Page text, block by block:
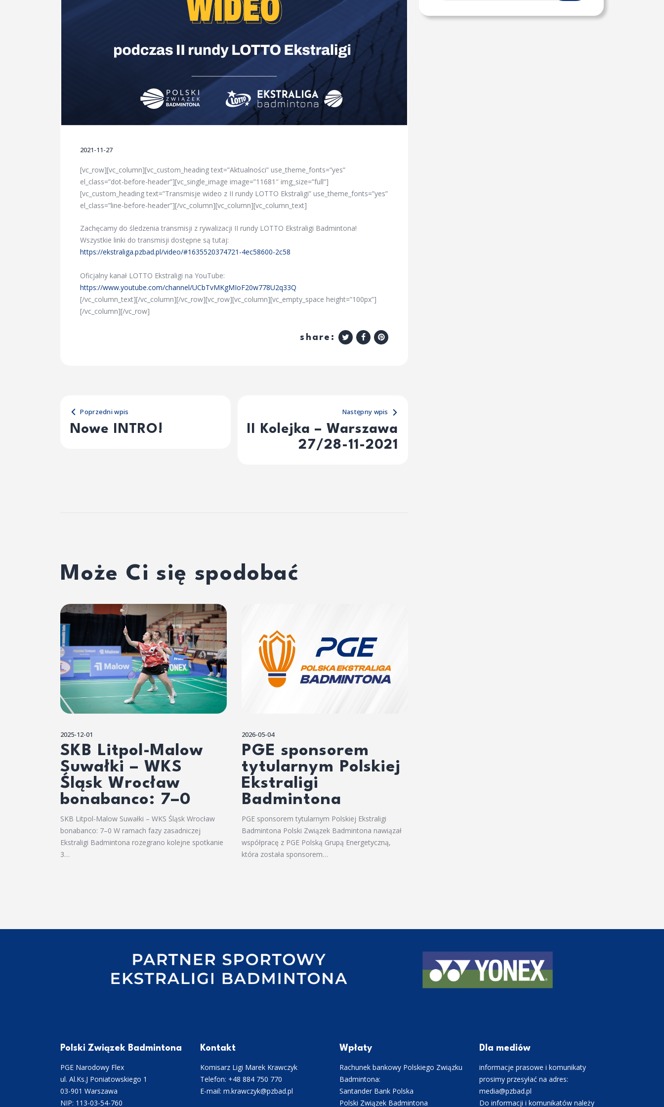
2021-11-27
[vc_row][vc_column][vc_custom_heading text=”Aktualności” use_theme_fonts=”yes”
el_class=”dot-before-header”][vc_single_image image=”11681″ img_size=”full”]
[vc_custom_heading text=”Transmisje wideo z II rundy LOTTO Ekstraligi” use_theme_fonts=”yes”
el_class=”line-before-header”][/vc_column][vc_column][vc_column_text]
Zachęcamy do śledzenia transmisji z rywalizacji II rundy LOTTO Ekstraligi Badmintona!
Wszystkie linki do transmisji dostępne są tutaj:
https://ekstraliga.pzbad.pl/video/#1635520374721-4ec58600-2c58
Oficjalny kanał LOTTO Ekstraligi na YouTube:
https://www.youtube.com/channel/UCbTvMKgMIoF20w778U2q33Q
[/vc_column_text][/vc_column][/vc_row][vc_row][vc_column][vc_empty_space height=”100px”]
[/vc_column][/vc_row]
share:
Poprzedni wpis
Nowe INTRO!
Następny wpis
II Kolejka – Warszawa
27/28-11-2021
Może Ci się spodobać
2025-12-01
SKB Litpol-Malow
Suwałki – WKS
Śląsk Wrocław
bonabanco: 7–0
SKB Litpol-Malow Suwałki – WKS Śląsk Wrocław
bonabanco: 7–0 W ramach fazy zasadniczej
Ekstraligi Badmintona rozegrano kolejne spotkanie
3…
2026-05-04
PGE sponsorem
tytularnym Polskiej
Ekstraligi
Badmintona
PGE sponsorem tytularnym Polskiej Ekstraligi
Badmintona Polski Związek Badmintona nawiązał
współpracę z PGE Polską Grupą Energetyczną,
która została sponsorem…
Polski Związek Badmintona
PGE Narodowy Flex
ul. Al.Ks.J Poniatowskiego 1
03-901 Warszawa
NIP: 113-03-54-760
Kontakt
Komisarz Ligi Marek Krawczyk
Telefon: +48 884 750 770
E-mail: m.krawczyk@pzbad.pl
Wpłaty
Rachunek bankowy Polskiego Związku
Badmintona:
Santander Bank Polska
Polski Związek Badmintona
Dla mediów
informacje prasowe i komunikaty
prosimy przesyłać na adres:
media@pzbad.pl
Do informacji i komunikatów należy